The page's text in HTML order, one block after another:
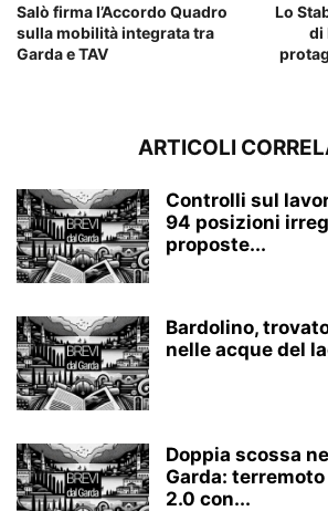
Salò firma l’Accordo Quadro
sulla mobilità integrata tra
Garda e TAV
Lo
di
ARTICOLI
Controlli sul
94 posizioni
proposte...
Bardolino,
nelle acque del
Doppia scossa
Garda:
2.0 con...